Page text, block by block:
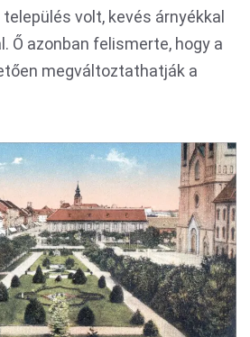
volt, kevés árnyékkal
Ő azonban felismerte, hogy a
megváltoztathatják a